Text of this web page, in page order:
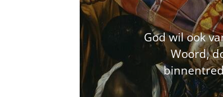
God wil ook
Woord,